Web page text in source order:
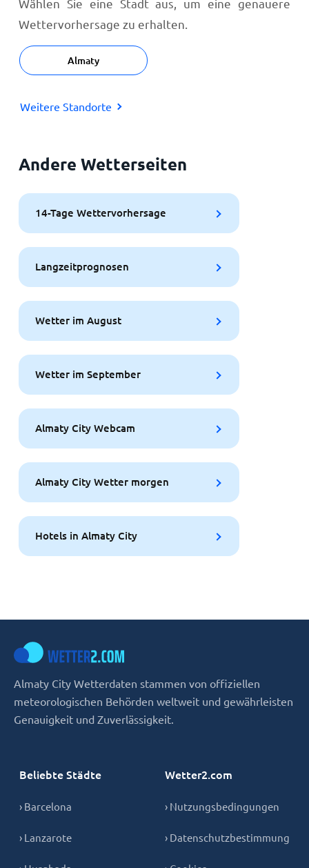
Wettervorhersage zu erhalten.
Almaty
Weitere Standorte
Andere Wetterseiten
14-Tage Wettervorhersage
Langzeitprognosen
Wetter im August
Wetter im September
Almaty City Webcam
Almaty City Wetter morgen
Hotels in Almaty City
Almaty City Wetterdaten stammen von offiziellen
meteorologischen Behörden weltweit und gewährleisten
Genauigkeit und Zuverlässigkeit.
Beliebte Städte
› Barcelona
› Lanzarote
Wetter2.com
› Nutzungsbedingungen
› Datenschutzbestimmung